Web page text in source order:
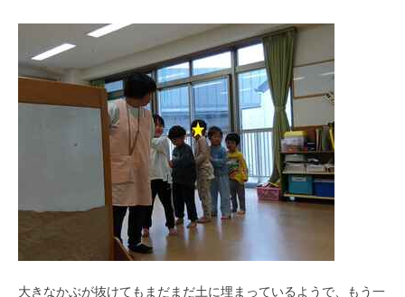
大きなかぶが抜けてもまだまだ土に埋まっているようで、もう一